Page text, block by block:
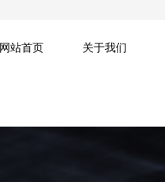
网站首页 关于我们